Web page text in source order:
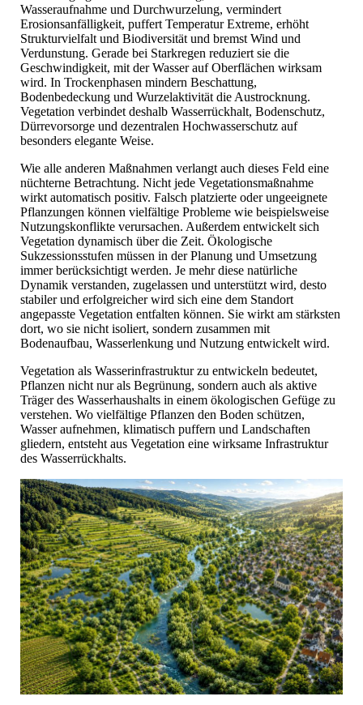
Wasseraufnahme und Durchwurzelung, vermindert
Erosionsanfälligkeit, puffert Temperatur Extreme, erhöht
Strukturvielfalt und Biodiversität und bremst Wind und
Verdunstung. Gerade bei Starkregen reduziert sie die
Geschwindigkeit, mit der Wasser auf Oberflächen wirksam
wird. In Trockenphasen mindern Beschattung,
Bodenbedeckung und Wurzelaktivität die Austrocknung.
Vegetation verbindet deshalb Wasserrückhalt, Bodenschutz,
Dürrevorsorge und dezentralen Hochwasserschutz auf
besonders elegante Weise.
Wie alle anderen Maßnahmen verlangt auch dieses Feld eine
nüchterne Betrachtung. Nicht jede Vegetationsmaßnahme
wirkt automatisch positiv. Falsch platzierte oder ungeeignete
Pflanzungen können vielfältige Probleme wie beispielsweise
Nutzungskonflikte verursachen. Außerdem entwickelt sich
Vegetation dynamisch über die Zeit. Ökologische
Sukzessionsstufen müssen in der Planung und Umsetzung
immer berücksichtigt werden. Je mehr diese natürliche
Dynamik verstanden, zugelassen und unterstützt wird, desto
stabiler und erfolgreicher wird sich eine dem Standort
angepasste Vegetation entfalten können. Sie wirkt am stärksten
dort, wo sie nicht isoliert, sondern zusammen mit
Bodenaufbau, Wasserlenkung und Nutzung entwickelt wird.
Vegetation als Wasserinfrastruktur zu entwickeln bedeutet,
Pflanzen nicht nur als Begrünung, sondern auch als aktive
Träger des Wasserhaushalts in einem ökologischen Gefüge zu
verstehen. Wo vielfältige Pflanzen den Boden schützen,
Wasser aufnehmen, klimatisch puffern und Landschaften
gliedern, entsteht aus Vegetation eine wirksame Infrastruktur
des Wasserrückhalts.